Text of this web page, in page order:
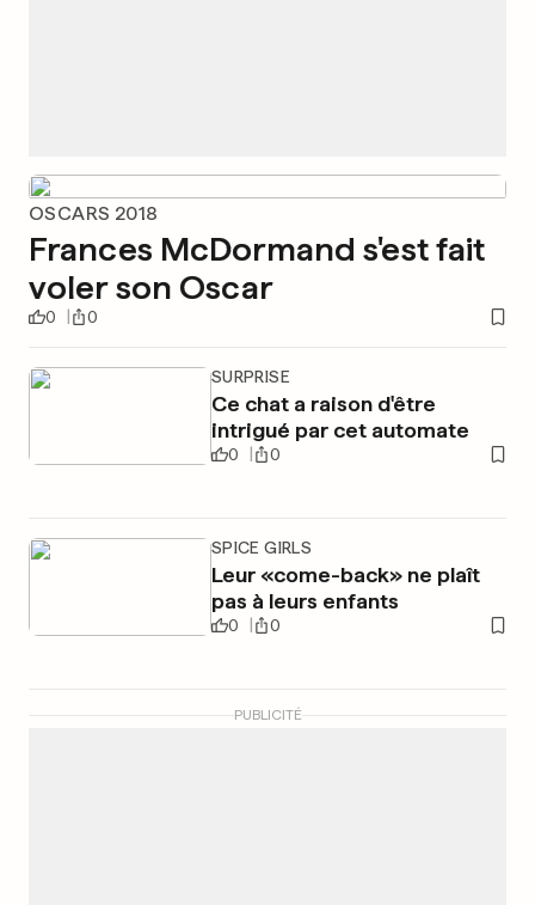
OSCARS 2018
Frances McDormand s'est fait
voler son Oscar
0 0
SURPRISE
Ce chat a raison d'être
intrigué par cet automate
0 0
SPICE GIRLS
Leur «come-back» ne plaît
pas à leurs enfants
0 0
PUBLICITÉ